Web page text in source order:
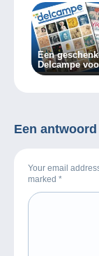
Een
Delcampe
verzamelaars!
Een
Your email
marked *